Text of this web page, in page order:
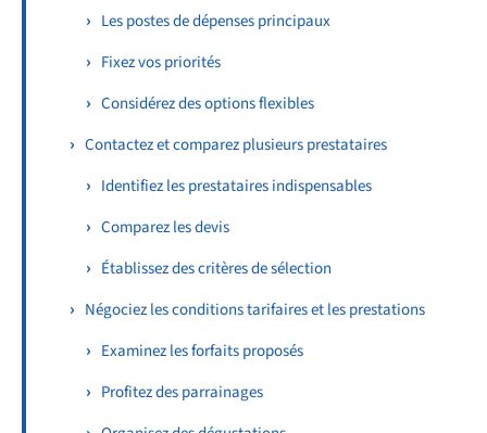
Les postes de dépenses principaux
Fixez vos priorités
Considérez des options flexibles
Contactez et comparez plusieurs prestataires
Identifiez les prestataires indispensables
Comparez les devis
Établissez des critères de sélection
Négociez les conditions tarifaires et les prestations
Examinez les forfaits proposés
Profitez des parrainages